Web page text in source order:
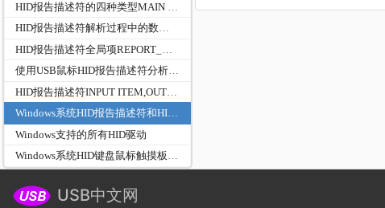
HID报告描述符解析过程中的数据结构关系
使用USB鼠标HID报告描述符分析HID_REPORT及成员HID_REPORT_ITEM关系
Windows系统HID报告描述符和HID报告数据最大最小长度
Windows支持的所有HID驱动
Windows系统HID键盘鼠标触摸板驱动程序架构
USB中文网